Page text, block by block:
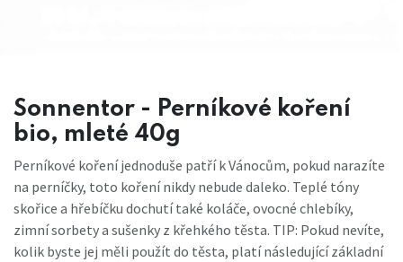
Sonnentor - Perníkové koření
bio, mleté 40g
Perníkové koření jednoduše patří k Vánocům, pokud narazíte
na perníčky, toto koření nikdy nebude daleko. Teplé tóny
skořice a hřebíčku dochutí také koláče, ovocné chlebíky,
zimní sorbety a sušenky z křehkého těsta. TIP: Pokud nevíte,
kolik byste jej měli použít do těsta, platí následující základní